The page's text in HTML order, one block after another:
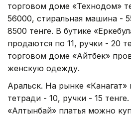
торговом доме «Технодом»
56000, стиральная машина -
8500 тенге. В бутике
продаются по 11, ручки - 20
торговом доме «Айтбек»
женскую одежду.
Аральск. На рынке «Канагат»
тетради - 10, ручки - 15
«Алтынбай» платья можно